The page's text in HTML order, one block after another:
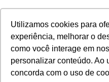
Utilizamos cookies para
experiência, melhorar o
como você interage em
personalizar conteúdo. Ao
concorda com o uso de